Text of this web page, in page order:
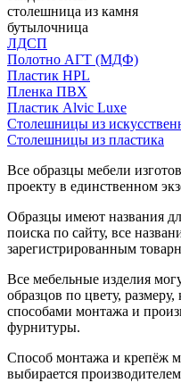
столешница из камня
бутылочница
ЛДСП
Полотно АГТ (МДФ)
Пластик HPL
Пленка ПВХ
Пластик Alvic Luxe
Столешницы из
Столешницы из пластика
Все образцы мебели
проекту в единственном
Образцы имеют названия
поиска по сайту, все
зарегистрированным
Все мебельные изделия
образцов по цвету,
способами монтажа и
фурнитуры.
Способ монтажа и крепёж
выбирается